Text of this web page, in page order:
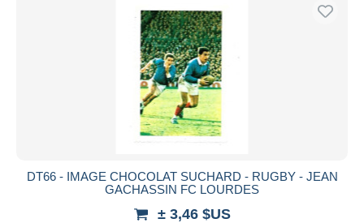
DT66 - IMAGE CHOCOLAT SUCHARD - RUGBY - JEAN
GACHASSIN FC LOURDES
± 3,46 $US